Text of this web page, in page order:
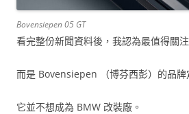
Bovensiepen 05 GT
看完整份新聞資料後，我認為最值得關
而是 Bovensiepen （博芬西彭）的品牌
它並不想成為 BMW 改裝廠。